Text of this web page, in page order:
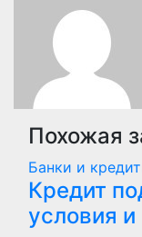
Похожая
Банки и
Кредит
условия